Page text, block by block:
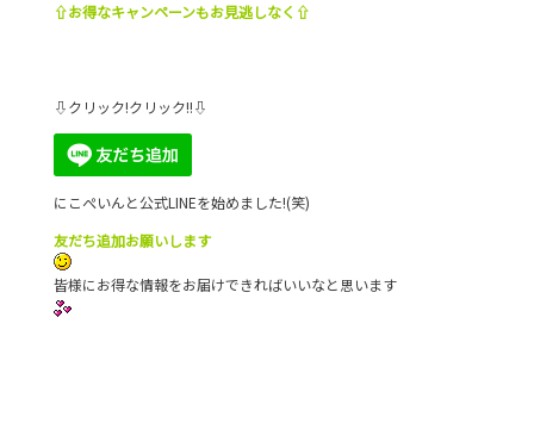
⇧お得なキャンペーンもお見逃しなく⇧
⇩クリック!クリック!!⇩
にこぺいんと公式LINEを始めました!(笑)
友だち追加お願いします
皆様にお得な情報をお届けできればいいなと思います